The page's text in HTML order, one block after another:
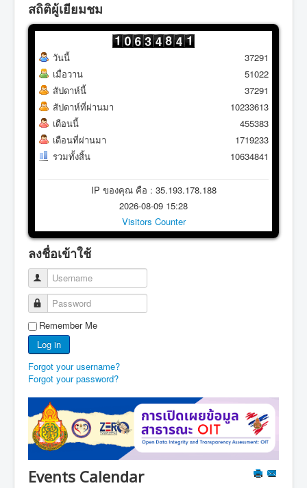
สถิติผู้เยียมชม
วันนี้
เมื่อวาน
สัปดาห์นี้
สัปดาห์ที่ผ่านมา
เดือนนี้
เดือนที่ผ่านมา
รวมทั้งสิ้น
37291
51022
37291
10233613
455383
1719233
10634841
IP ของคุณ คือ : 35.193.178.188
2026-08-09 15:28
Visitors Counter
ลงชื่อเข้าใช้
Username
Password
Remember Me
Log in
Forgot your username?
Forgot your password?
Events Calendar